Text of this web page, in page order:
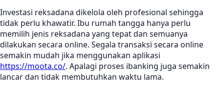
Investasi reksadana dikelola oleh profesional sehingga
tidak perlu khawatir. Ibu rumah tangga hanya perlu
memilih jenis reksadana yang tepat dan semuanya
dilakukan secara online. Segala transaksi secara online
semakin mudah jika menggunakan aplikasi
https://moota.co/. Apalagi proses ibanking juga semakin
lancar dan tidak membutuhkan waktu lama.